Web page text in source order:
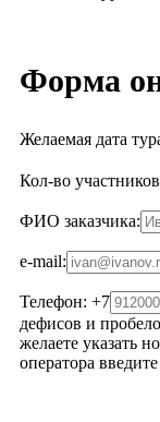
Форма
Желаемая дата
Кол-во
ФИО заказчика:
e-mail:
Телефон: +7
дефисов и
желаете указать
оператора